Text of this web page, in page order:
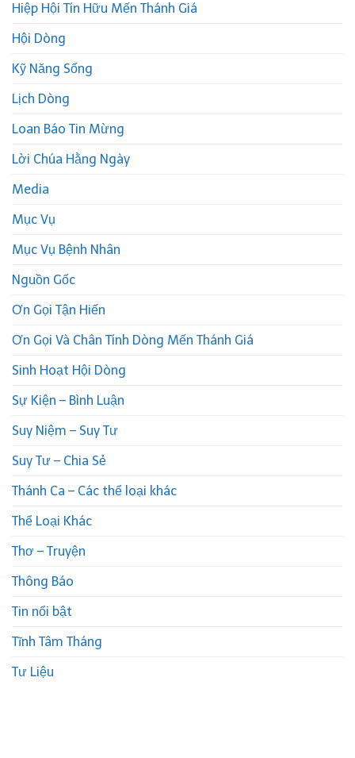
Hiệp Hội Tín Hữu Mến Thánh Giá
Hội Dòng
Kỹ Năng Sống
Lịch Dòng
Loan Báo Tin Mừng
Lời Chúa Hằng Ngày
Media
Mục Vụ
Mục Vụ Bệnh Nhân
Nguồn Gốc
Ơn Gọi Tận Hiến
Ơn Gọi Và Chân Tính Dòng Mến Thánh Giá
Sinh Hoạt Hội Dòng
Sự Kiện – Bình Luận
Suy Niệm – Suy Tư
Suy Tư – Chia Sẻ
Thánh Ca – Các thể loại khác
Thể Loại Khác
Thơ – Truyện
Thông Báo
Tin nổi bật
Tĩnh Tâm Tháng
Tư Liệu